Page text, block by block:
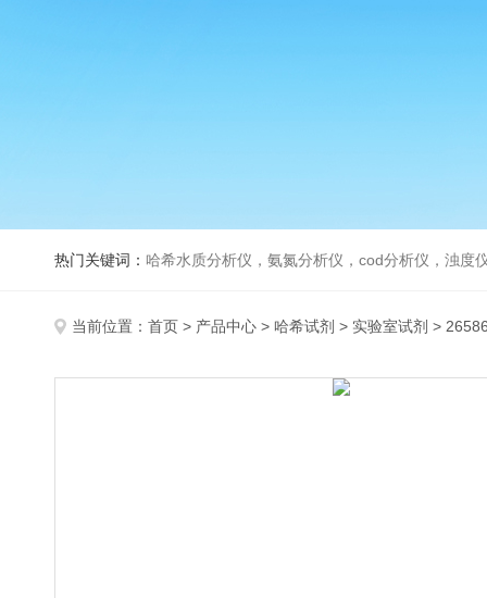
热门关键词： 哈希水质分析仪，氨氮分析仪，cod分析仪，浊度
当前位置： 首页 > 产品中心 > 哈希试剂 > 实验室试剂 >